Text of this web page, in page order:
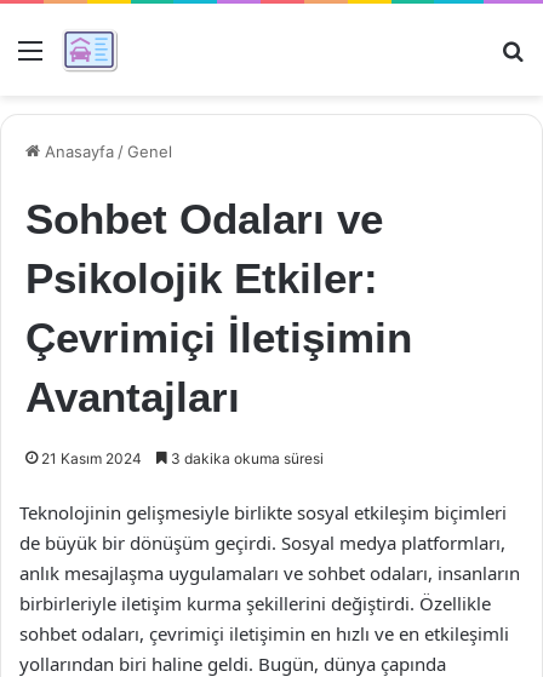
Menü
Anasayfa /Genel
Sohbet Odaları ve
Psikolojik Etkiler:
Çevrimiçi İletişimin
Avantajları
21 Kasım 2024 3 dakika okuma süresi
Teknolojinin gelişmesiyle birlikte sosyal etkileşim biçimleri
de büyük bir dönüşüm geçirdi. Sosyal medya platformları,
anlık mesajlaşma uygulamaları ve sohbet odaları, insanların
birbirleriyle iletişim kurma şekillerini değiştirdi. Özellikle
sohbet odaları, çevrimiçi iletişimin en hızlı ve en etkileşimli
yollarından biri haline geldi. Bugün, dünya çapında